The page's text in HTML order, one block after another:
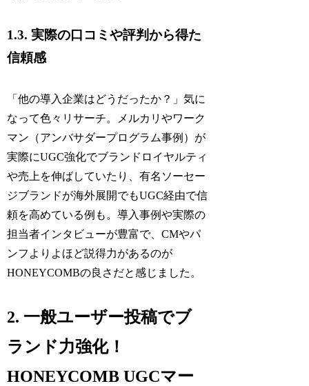
1.3. 実際の口コミや評判から得た
信頼感
「他の導入企業はどうだったか？」気に
なって色々リサーチ。メルカリやワーク
マン（アンバサダープログラム事例）が
実際にUGC強化でブランドロイヤルティ
や売上を伸ばしていたり、有名ソーセー
ジブランドが海外展開でもUGC経由で信
頼を高めている例も。導入事例や実際の
担当者インタビューが豊富で、CMやパ
ンフよりよほど説得力があるのが
HONEYCOMBの良さだと感じました。
2. 一般ユーザー投稿でブ
ランド力強化！
HONEYCOMB UGCマー